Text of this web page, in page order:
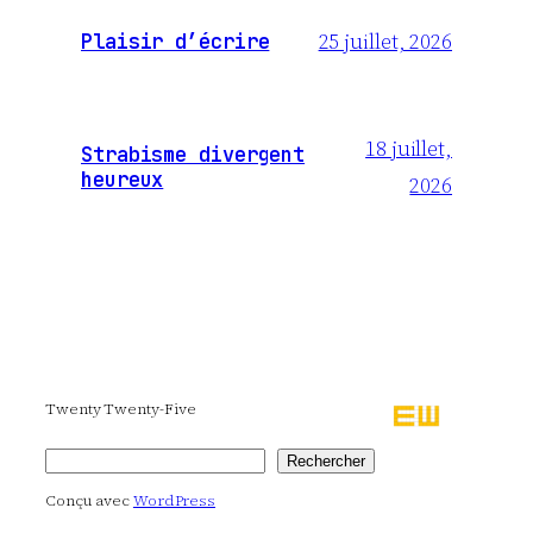
Plaisir d’écrire 25 juillet, 2026
Strabisme divergent
heureux
18 juillet,
2026
Twenty Twenty-Five
Rechercher
Conçu avecWordPress